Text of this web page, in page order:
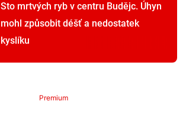
Sto mrtvých ryb v centru Budějc. Úhyn
mohl způsobit déšť a nedostatek
kyslíku
Premium